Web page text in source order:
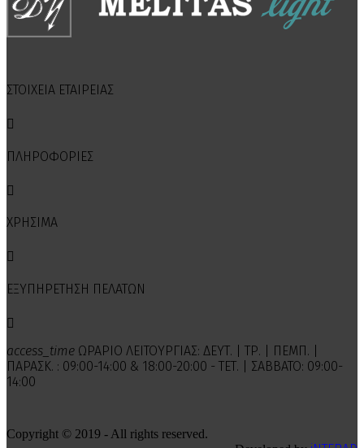
ΣΤΟΙΧΕΙΑ ΕΤΑΙΡΕΙΑΣ

ΠΛΗΡΟΦΟΡΙΕΣ

ΧΡΗΣΙΜΑ

ΕΞΥΠΗΡΕΤΗΣΗ ΠΕΛΑΤΩΝ

access_time ΩΡΑΡΙΟ ΛΕΙΤΟΥΡΓΙΑΣ: ΔΕΥΤ. | ΤΡ. | ΠΕΜΠ. |
ΠΑΡΑΣΚ. : 09:00-14:00 & 18:00-20:00 - ΤΕΤ. | ΣΑΒΒΑΤΟ: 09:00-
14:00
Copyright © 2019 - All rights reserved.